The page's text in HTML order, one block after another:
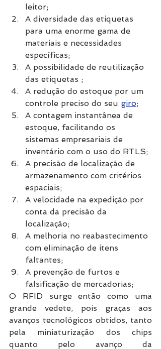
leitor;
A diversidade das etiquetas
para uma enorme gama de
materiais e necessidades
específicas;
A possibilidade de reutilização
das etiquetas ;
A redução do estoque por um
controle preciso do seu giro;
A contagem instantânea de
estoque, facilitando os
sistemas empresariais de
inventário com o uso do RTLS;
A precisão de localização de
armazenamento com critérios
espaciais;
A velocidade na expedição por
conta da precisão da
localização;
A melhoria no reabastecimento
com eliminação de itens
faltantes;
A prevenção de furtos e
falsificação de mercadorias;
O RFID surge então como uma
grande vedete, pois graças aos
avanços tecnológicos obtidos, tanto
pela miniaturização dos chips
quanto pelo avanço da